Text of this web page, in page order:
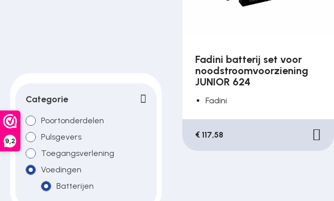
9,2
Toegangsverlening
Voedingen
Over ons
Categorie
Poortonderdelen
Pulsgevers
Toegangsverlening
Voedingen
Batterijen
Fadini batterij set voor
noodstroomvoorziening
JUNIOR 624
Fadini
€ 117,58